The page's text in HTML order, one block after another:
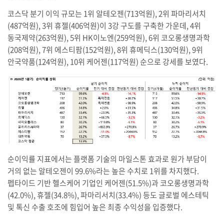
코스닥 분기 이익 규모는 1위 알테오젠(713억원), 2위 파마리서치
(487억원), 3위 휴젤(406억원)이 3강 구도를 구축한 가운데, 4위
동국제약(263억원), 5위 HK이노엔(259억원), 6위 코오롱생명과학
(208억원), 7위 에스티팜(152억원), 8위 휴메딕스(130억원), 9위
안국약품(124억원), 10위 케어젠(117억원) 순으로 강세를 보였다.
순이익률 지표에서는 플랫폼 기술의 마일스톤 효과로 원가 부담이
거의 없는 알테오젠이 99.6%라는 높은 수치로 1위를 차지했다.
펩타이드 기반 헬스케어 기업인 케어젠(51.5%)과 코오롱생명과학
(42.0%), 휴젤(34.8%), 파마리서치(33.4%) 등도 글로벌 에스테틱
및 톡신 수출 호조에 힘입어 높은 최종 수익성을 입증했다.